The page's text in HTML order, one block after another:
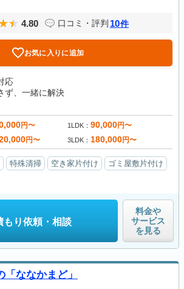
4.80 口コミ・評判 10件
お気に入りに追加
応
ず、一緒に解決
円〜 1LDK 90,000円〜
円〜 3LDK 180,000円〜
特殊清掃 空き家片付け
ゴミ屋敷片付け
もり依頼・相談
料金や
サービス
を見る
「ななかまど」